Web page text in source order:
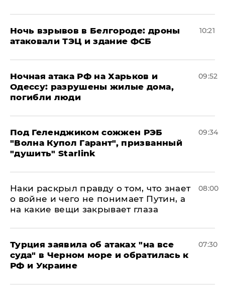
​Ночь взрывов в Белгороде: дроны
атаковали ТЭЦ и здание ФСБ
10:21
​Ночная атака РФ на Харьков и
Одессу: разрушены жилые дома,
погибли люди
09:52
Под Геленджиком сожжен РЭБ
"Волна Купол Гарант", призванный
"душить" Starlink
09:34
Наки раскрыл правду о том, что знает
о войне и чего не понимает Путин, а
на какие вещи закрывает глаза
08:00
Турция заявила об атаках "на все
суда" в Черном море и обратилась к
РФ и Украине
07:30